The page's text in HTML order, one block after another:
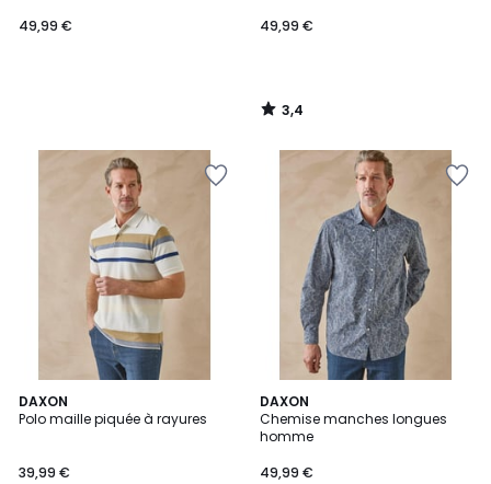
49,99 €
49,99 €
3,4
/
DAXON
Polo maille piquée à rayures
39,99 €
DAXON
Chemise manches longues
homme
49,99 €